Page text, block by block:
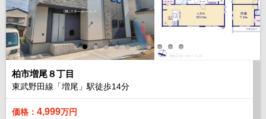
柏市増尾８丁目
東武野田線「増尾」駅徒歩14分
価格： 4,999万円